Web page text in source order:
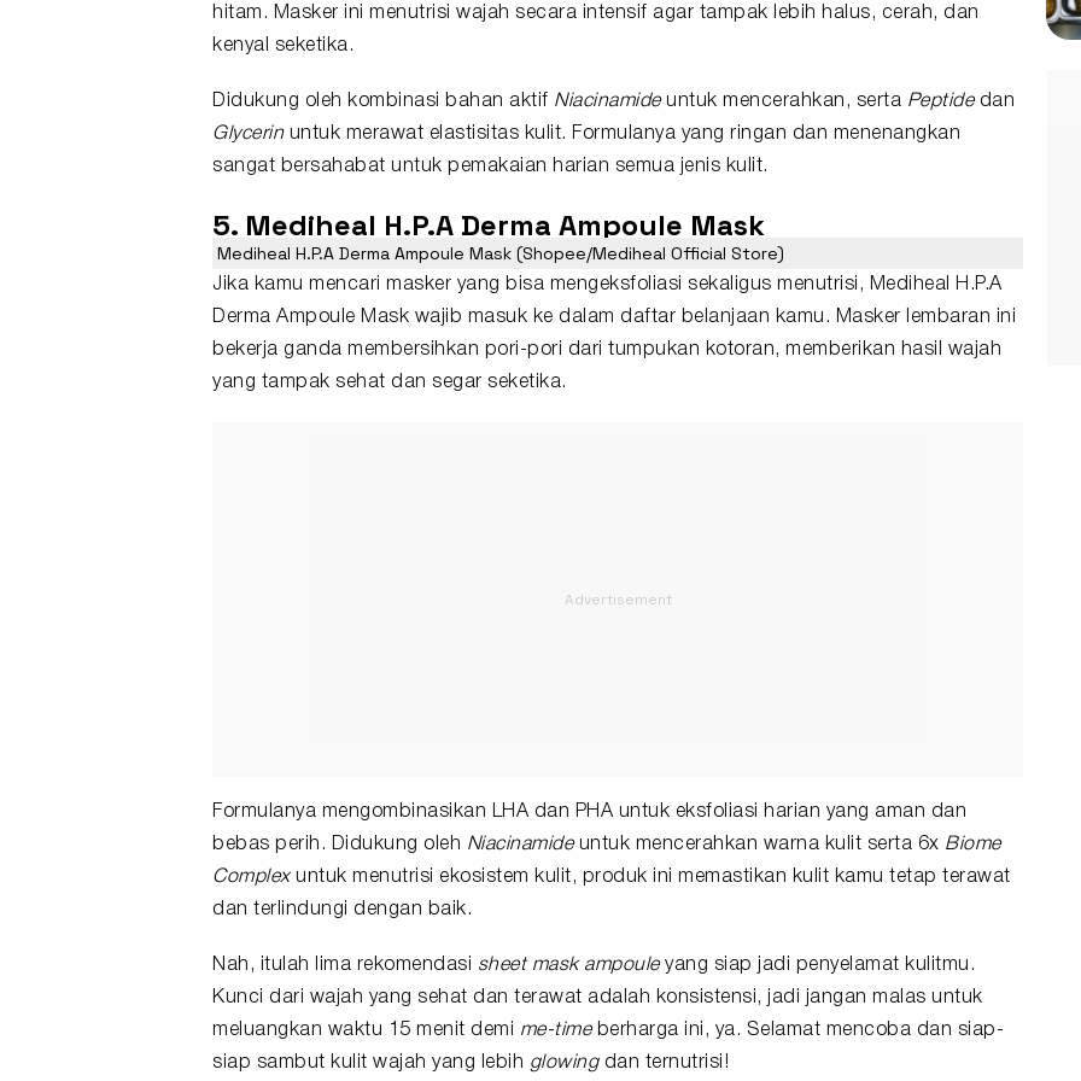
hitam. Masker ini menutrisi wajah secara intensif agar tampak lebih halus, cerah, dan
kenyal seketika.
Didukung oleh kombinasi bahan aktif Niacinamideuntuk mencerahkan, serta Peptidedan
Glycerinuntuk merawat elastisitas kulit. Formulanya yang ringan dan menenangkan
sangat bersahabat untuk pemakaian harian semua jenis kulit.
5. Mediheal H.P.A Derma Ampoule Mask
Mediheal H.P.A Derma Ampoule Mask (Shopee/Mediheal Official Store)
Jika kamu mencari masker yang bisa mengeksfoliasi sekaligus menutrisi, Mediheal H.P.A
Derma Ampoule Mask wajib masuk ke dalam daftar belanjaan kamu. Masker lembaran ini
bekerja ganda membersihkan pori-pori dari tumpukan kotoran, memberikan hasil wajah
yang tampak sehat dan segar seketika.
Formulanya mengombinasikan LHA dan PHA untuk eksfoliasi harian yang aman dan
bebas perih. Didukung oleh Niacinamideuntuk mencerahkan warna kulit serta 6x Biome
Complexuntuk menutrisi ekosistem kulit, produk ini memastikan kulit kamu tetap terawat
dan terlindungi dengan baik.
Nah, itulah lima rekomendasi sheet mask ampouleyang siap jadi penyelamat kulitmu.
Kunci dari wajah yang sehat dan terawat adalah konsistensi, jadi jangan malas untuk
meluangkan waktu 15 menit demi
me-timeberharga ini, ya. Selamat mencoba dan siap-
siap sambut kulit wajah yang lebih glowingdan ternutrisi!